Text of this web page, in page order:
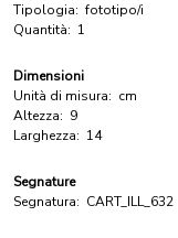
Tipologia: fototipo/i
Quantità: 1
Dimensioni
Unità di misura: cm
Altezza: 9
Larghezza: 14
Segnature
Segnatura: CART_ILL_632